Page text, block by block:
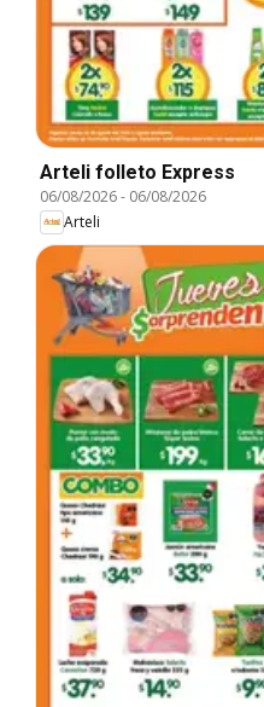
Arteli folleto Express
06/08/2026- 06/08/2026
Arteli